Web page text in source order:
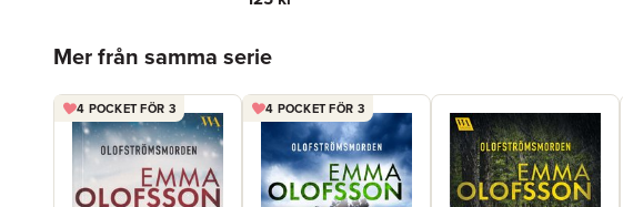
Mer från samma serie
4 POCKET FÖR 3 4 POCKET FÖR 3